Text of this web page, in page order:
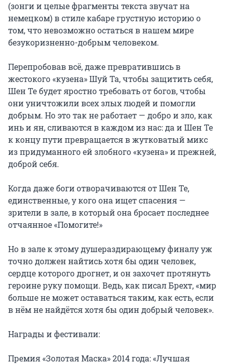
(зонги и целые фрагменты текста звучат на
немецком) в стиле кабаре грустную историю о
том, что невозможно остаться в нашем мире
безукоризненно-добрым человеком.
Перепробовав всё, даже превратившись в
жестокого «кузена» Шуй Та, чтобы защитить себя,
Шен Те будет яростно требовать от богов, чтобы
они уничтожили всех злых людей и помогли
добрым. Но это так не работает — добро и зло, как
инь и ян, сливаются в каждом из нас: да и Шен Те
к концу пути превращается в жутковатый микс
из придуманного ей злобного «кузена» и прежней,
доброй себя.
Когда даже боги отворачиваются от Шен Те,
единственные, у кого она ищет спасения —
зрители в зале, в который она бросает последнее
отчаянное «Помогите!»
Но в зале к этому душераздирающему финалу уж
точно должен найтись хотя бы один человек,
сердце которого дрогнет, и он захочет протянуть
героине руку помощи. Ведь, как писал Брехт, «мир
больше не может оставаться таким, как есть, если
в нём не найдётся хотя бы один добрый человек».
Награды и фестивали:
Премия «Золотая Маска» 2014 года: «Лучшая